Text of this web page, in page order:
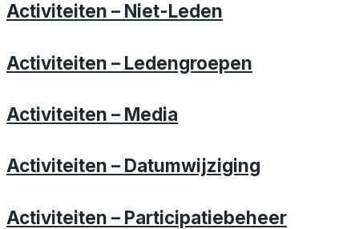
Activiteiten – Niet-Leden
Activiteiten – Ledengroepen
Activiteiten – Media
Activiteiten – Datumwijziging
Activiteiten – Participatiebeheer